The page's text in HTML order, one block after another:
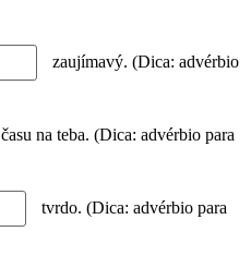
zaujímavý. (Dica: advérbio
času na teba. (Dica: advérbio para
tvrdo. (Dica: advérbio para